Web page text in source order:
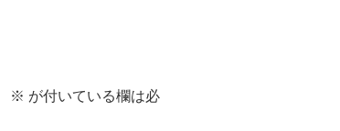
※ が付いている欄は必